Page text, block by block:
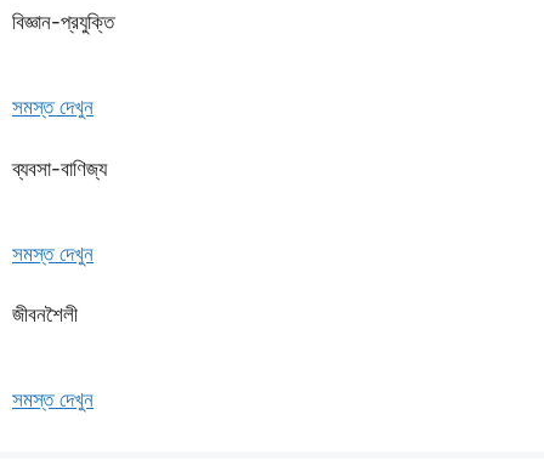
বিজ্ঞান-প্রযুক্তি
সমস্ত দেখুন
ব্যবসা-বাণিজ্য
সমস্ত দেখুন
জীবনশৈলী
সমস্ত দেখুন